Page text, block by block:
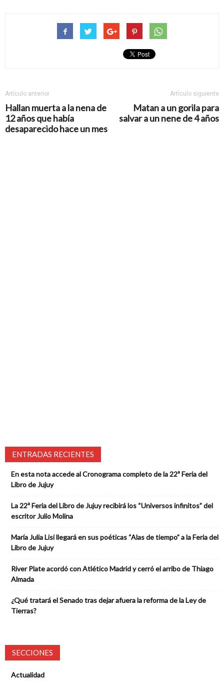
Artículo anterior
Hallan muerta a la nena de
12 años que había
desaparecido hace un mes
Artículo siguiente
Matan a un gorila para
salvar a un nene de 4 años
ENTRADAS RECIENTES
En esta nota accede al Cronograma completo de la 22ª Feria del
Libro de Jujuy
La 22ª Feria del Libro de Jujuy recibirá los “Universos infinitos” del
escritor Julio Molina
María Julia Lisi llegará en sus poéticas “Alas de tiempo” a la Feria del
Libro de Jujuy
River Plate acordó con Atlético Madrid y cerró el arribo de Thiago
Almada
¿Qué tratará el Senado tras dejar afuera la reforma de la Ley de
Tierras?
SECCIONES
Actualidad